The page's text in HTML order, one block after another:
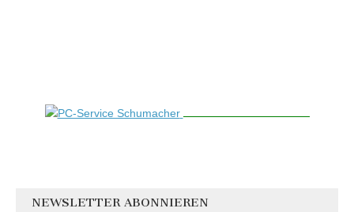
NEWSLETTER ABONNIEREN